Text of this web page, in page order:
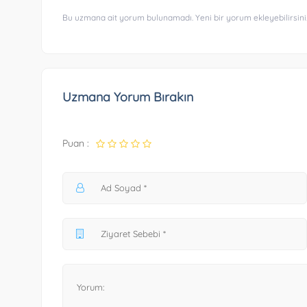
Bu uzmana ait yorum bulunamadı. Yeni bir yorum
Uzmana Yorum Bırakın
Puan :